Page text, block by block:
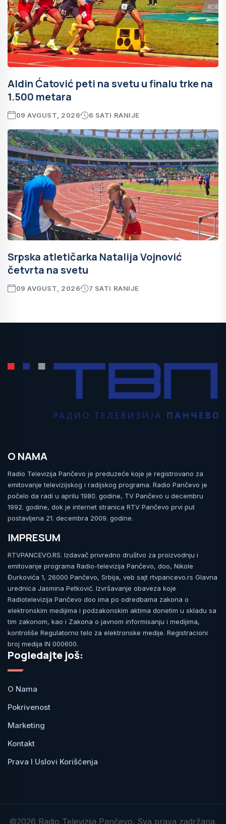
Aldin Ćatović peti na svetu u finalu trke na
1.500 metara
09 AVGUST, 2026 6 SATI RANIJE
Srpska atletičarka Natalija Vojnović
četvrta na svetu
09 AVGUST, 2026 7 SATI RANIJE
O NAMA
Radio Televizija Pančevo je preduzeće koje je registrovano za
emitovanje televizijskog i radijskog programa. Radio Pančevo je
počelo da radi u aprilu 1980. godine, TV Pančevo u decembru
1992. godine, dok je internet stranica RTV Pančevo prvi put
postavljena 21. decembra 2009. godine.
IMPRESUM
RTVPANCEVO.RS. Izdavač privredno društvo za proizvodnju i
emitovanje programa Radio-televizija Pančevo, doo, Nikole
Đurkovića 1, 26000 Pančevo, Srbija, veb sajt rtvpancevo.rs Glavna
urednica Jasmina Petković. Izvršavanje obaveza koje
Radiotelevizija Pančevo doo ima po odredbama zakona o
elektronskim medijima i podzakonskim aktima donetim u skladu sa
tim zakonom, kao i Zakona o javnom informisanju i medijima,
kontroliše Regulatorno telo za elektronske medije. Registracioni
broj medija IN 000600.
Pogledajte još:
O Nama
Pokrivenost
Marketing
Kontakt
Prava I Uslovi Korišćenja
©2026 Radio Televizija Pančevo. Sva prava zadržana.